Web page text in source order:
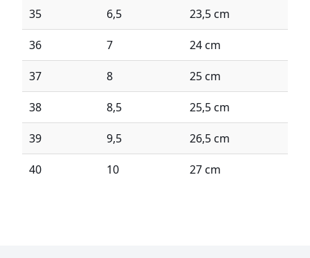
35 6,5 23,5 cm
36 7 24 cm
37 8 25 cm
38 8,5 25,5 cm
39 9,5 26,5 cm
40 10 27 cm